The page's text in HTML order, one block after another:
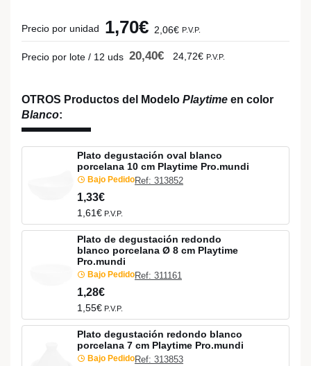
Precio por unidad 1,70€ 2,06€ P.V.P.
Precio por lote / 12 uds 20,40€ 24,72€ P.V.P.
OTROS Productos del Modelo Playtime en color
Blanco:
Plato degustación oval blanco
porcelana 10 cm Playtime Pro.mundi
Bajo PedidoRef: 313852
1,33€
1,61€ P.V.P.
Plato de degustación redondo
blanco porcelana Ø 8 cm Playtime
Pro.mundi
Bajo PedidoRef: 311161
1,28€
1,55€ P.V.P.
Plato degustación redondo blanco
porcelana 7 cm Playtime Pro.mundi
Bajo PedidoRef: 313853